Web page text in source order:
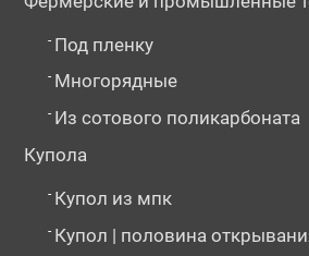
- Под пленку
- Многорядные
- Из сотового поликарбоната
Купола
- Купол из мпк
- Купол | половина